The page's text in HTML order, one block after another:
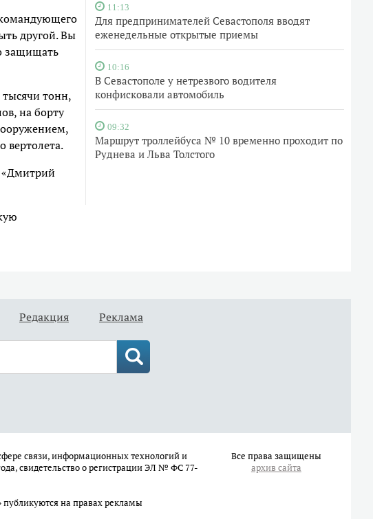
11:13
Для предпринимателей Севастополя вводят
еженедельные открытые приемы
10:16
В Севастополе у нетрезвого водителя
конфисковали автомобиль
09:32
Маршрут троллейбуса № 10 временно проходит по
Руднева и Льва Толстого
другой. Вы
защищать
тонн,
на борту
вертолета.
«Дмитрий
Редакция Реклама
связи, информационных технологий и
свидетельство о регистрации ЭЛ № ФС 77-
на правах рекламы
Все права защищены
архив сайта